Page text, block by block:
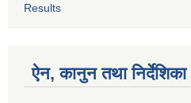
Results
ऐन, कानुन तथा निर्देशिका